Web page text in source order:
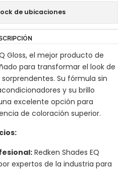
de ubicaciones
Gloss, el mejor producto de
para transformar el look de
Su fórmula sin
y su brillo
excelente opción para
de coloración superior.
Redken Shades EQ
expertos de la industria para